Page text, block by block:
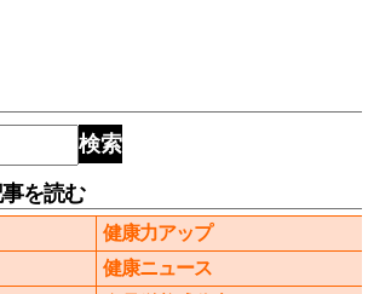
検索
を読む
健康力アップ
健康ニュース